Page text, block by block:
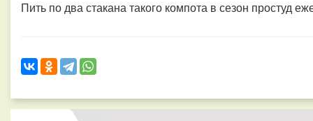
Пить по два стакана такого компота в сезон простуд